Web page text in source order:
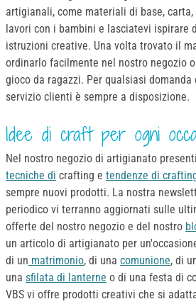
artigianali, come materiali di base,
lavori con i bambini e lasciatevi ispirare
istruzioni creative. Una volta trovato il
ordinarlo facilmente nel nostro negozio
gioco da ragazzi. Per qualsiasi
servizio clienti è sempre a disposizione.
Idee di craft per ogni
Nel nostro negozio di artigianato
tecniche di crafting e tendenze di
sempre nuovi prodotti. La nostra
periodico vi terranno aggiornati sulle
offerte del nostro negozio e del nostro
un articolo di artigianato per
di un matrimonio, di una comunione, di
una sfilata di lanterne o di una festa di
VBS vi offre prodotti creativi che si